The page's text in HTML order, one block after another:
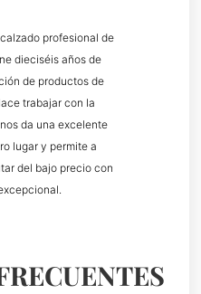
profesional de
dieciséis años de
de productos de
trabajar con la
da una excelente
lugar y permite a
del bajo precio con